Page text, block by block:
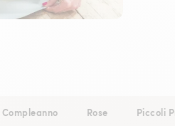
Compleanno Rose Piccoli